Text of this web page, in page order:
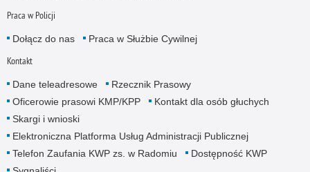
Praca w Policji
Dołącz do nas Praca w Służbie Cywilnej
Kontakt
Dane teleadresowe
Rzecznik Prasowy
Oficerowie prasowi KMP/KPP
Kontakt dla osób głuchych
Skargi i wnioski
Elektroniczna Platforma Usług Administracji Publicznej
Telefon Zaufania KWP zs. w Radomiu
Dostępność KWP